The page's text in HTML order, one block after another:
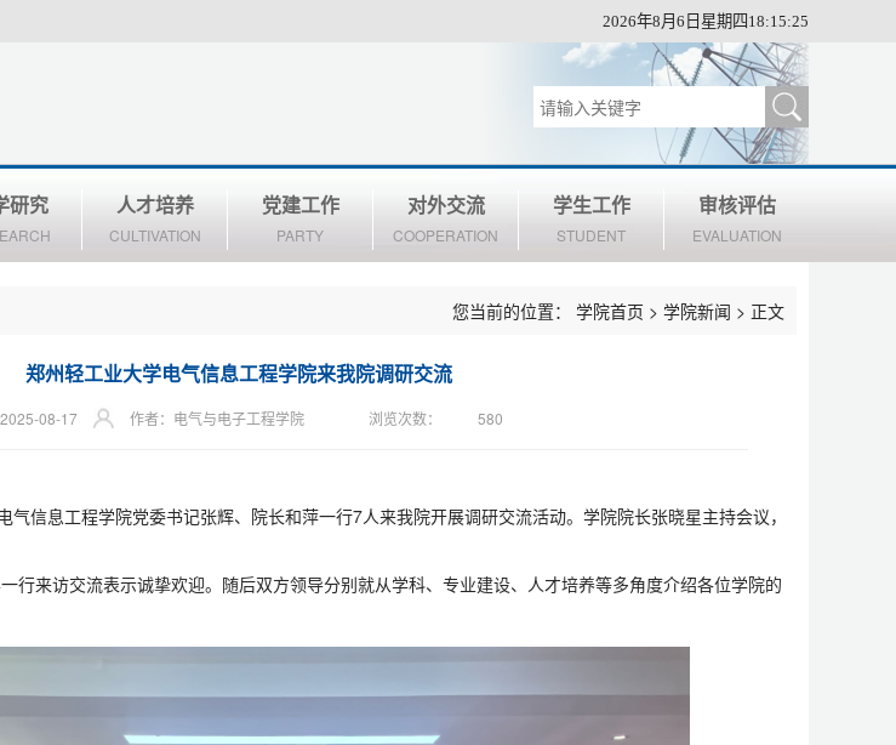
2026年8月6日星期四18:15:25
研究 人才培养
CULTIVATION
党建工作
PARTY
对外交流
COOPERATION
学生工作
STUDENT
审核评估
EVALUATION
您当前的位置： 学院首页 > 学院新闻 > 正文
郑州轻工业大学电气信息工程学院来我院调研交流
08-17 作者：电气与电子工程学院 浏览次数： 580
气信息工程学院党委书记张辉、院长和萍一行7人来我院开展调研交流活动。学院院长张晓星主持会议，
行来访交流表示诚挚欢迎。随后双方领导分别就从学科、专业建设、人才培养等多角度介绍各位学院的